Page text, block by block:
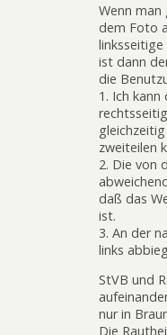
Wenn man
dem Foto
ist dann
die
1. Ich kann
zweiteilen
2. Die von
daß das
ist.
3. An der
links
StVB und
nur in
Die